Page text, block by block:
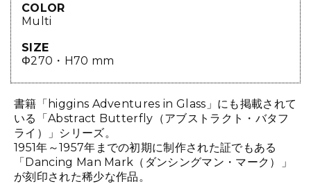
COLOR
Multi
SIZE
Φ270・H70 mm
書籍「higgins Adventures in Glass」にも掲載されて
いる「Abstract Butterfly（アブストラクト・バタフ
ライ）」シリーズ。
1951年～1957年までの初期に制作された証でもある
「Dancing Man Mark（ダンシングマン・マーク）」
が刻印された稀少な作品。